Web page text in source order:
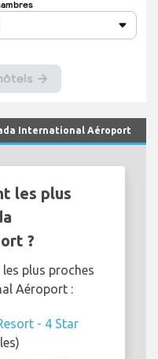
International Aéroport
les plus
?
plus proches
Aéroport :
- 4 Star